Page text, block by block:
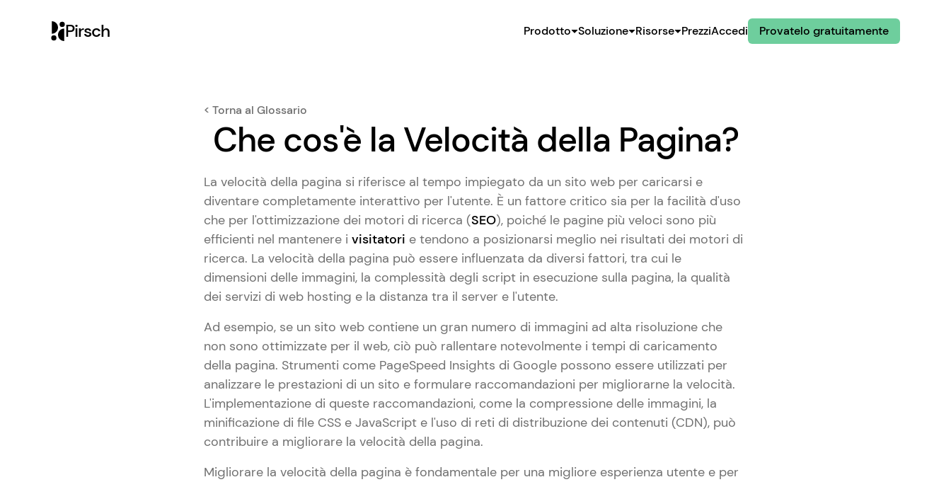
Pirsch Prodotto Soluzione Risorse PrezziAccedi Provatelo gratuitamente
< Torna al Glossario
Che cos'è la Velocità della Pagina?
La velocità della pagina si riferisce al tempo impiegato da un sito web per caricarsi e
diventare completamente interattivo per l'utente. È un fattore critico sia per la facilità d'uso
che per l'ottimizzazione dei motori di ricerca (SEO), poiché le pagine più veloci sono più
efficienti nel mantenere i visitatori e tendono a posizionarsi meglio nei risultati dei motori di
ricerca. La velocità della pagina può essere influenzata da diversi fattori, tra cui le
dimensioni delle immagini, la complessità degli script in esecuzione sulla pagina, la qualità
dei servizi di web hosting e la distanza tra il server e l'utente.
Ad esempio, se un sito web contiene un gran numero di immagini ad alta risoluzione che
non sono ottimizzate per il web, ciò può rallentare notevolmente i tempi di caricamento
della pagina. Strumenti come PageSpeed Insights di Google possono essere utilizzati per
analizzare le prestazioni di un sito e formulare raccomandazioni per migliorarne la velocità.
L'implementazione di queste raccomandazioni, come la compressione delle immagini, la
minificazione di file CSS e JavaScript e l'uso di reti di distribuzione dei contenuti (CDN), può
contribuire a migliorare la velocità della pagina.
Migliorare la velocità della pagina è fondamentale per una migliore esperienza utente e per